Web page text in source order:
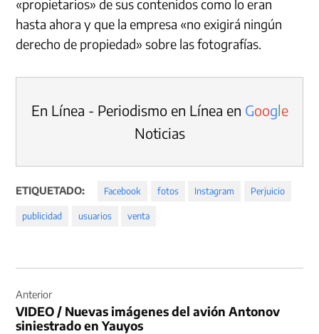
«propietarios» de sus contenidos como lo eran
hasta ahora y que la empresa «no exigirá ningún
derecho de propiedad» sobre las fotografías.
En Línea - Periodismo en Línea en Google
Noticias
ETIQUETADO: Facebook fotos Instagram Perjuicio
publicidad usuarios venta
de
entradas
Anterior
VIDEO / Nuevas imágenes del avión Antonov
siniestrado en Yauyos